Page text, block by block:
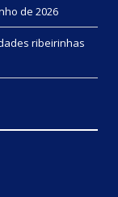
de 2026
ribeirinhas